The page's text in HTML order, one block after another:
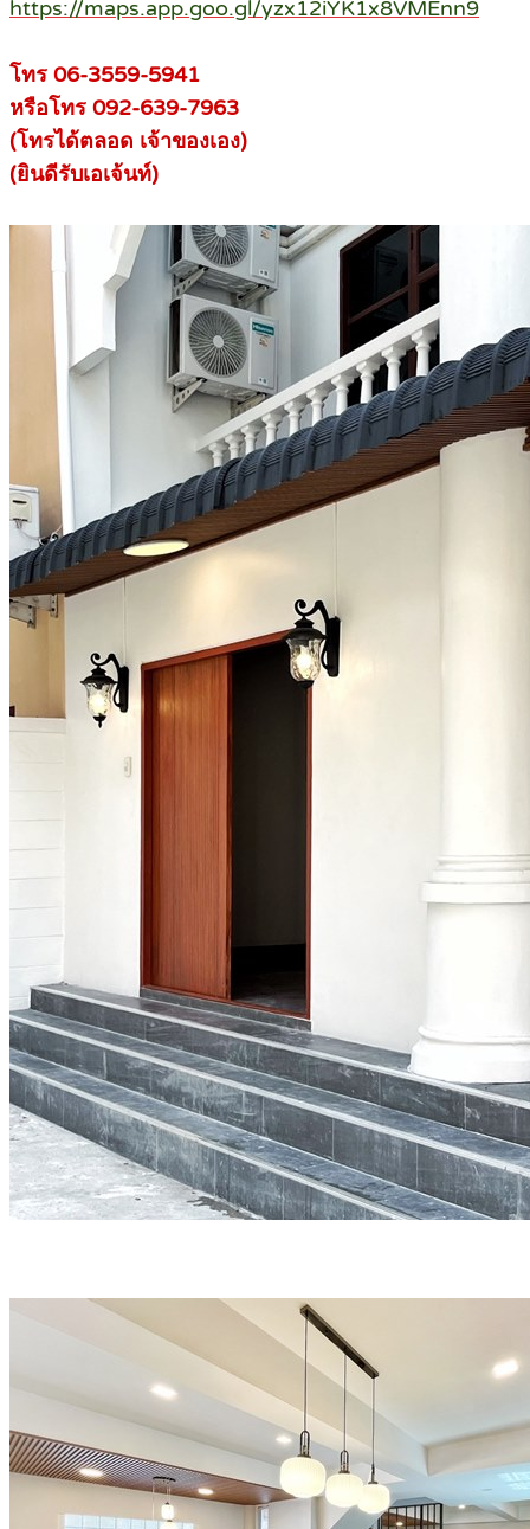
https://maps.app.goo.gl/yzx12iYK1x8VMEnn9
โทร 06-3559-5941
หรือโทร 092-639-7963
(โทรได้ตลอด เจ้าของเอง)
(ยินดีรับเอเจ้นท์)